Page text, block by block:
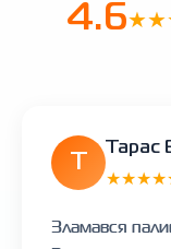
4.6
Тарас
Зламався